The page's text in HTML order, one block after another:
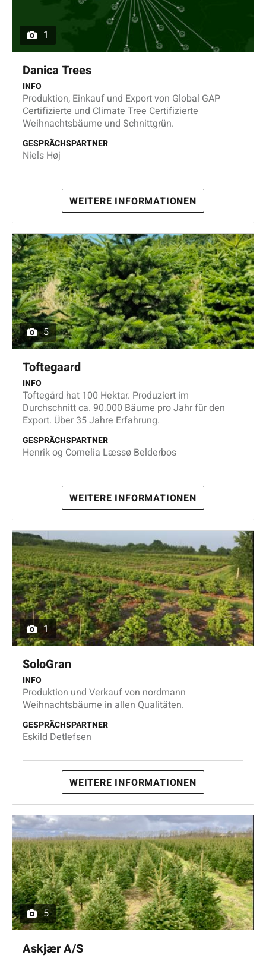
1
Danica Trees
INFO
Produktion, Einkauf und Export von Global GAP
Certifizierte und Climate Tree Certifizierte
Weihnachtsbäume und Schnittgrün.
GESPRÄCHSPARTNER
Niels Høj
WEITERE INFORMATIONEN
5
Toftegaard
INFO
Toftegård hat 100 Hektar. Produziert im
Durchschnitt ca. 90.000 Bäume pro Jahr für den
Export. Über 35 Jahre Erfahrung.
GESPRÄCHSPARTNER
Henrik og Cornelia Læssø Belderbos
WEITERE INFORMATIONEN
1
SoloGran
INFO
Produktion und Verkauf von nordmann
Weihnachtsbäume in allen Qualitäten.
GESPRÄCHSPARTNER
Eskild Detlefsen
WEITERE INFORMATIONEN
5
Askjær A/S